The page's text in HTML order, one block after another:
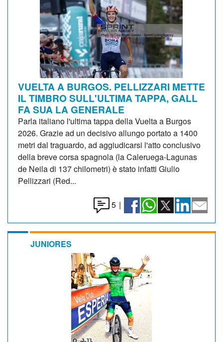
VUELTA A BURGOS. PELLIZZARI METTE
IL TIMBRO SULL'ULTIMA TAPPA, GALL
FA SUA LA GENERALE
Parla italiano l'ultima tappa della Vuelta a Burgos
2026. Grazie ad un decisivo allungo portato a 1400
metri dal traguardo, ad aggiudicarsi l'atto conclusivo
della breve corsa spagnola (la Caleruega-Lagunas
de Neila di 137 chilometri) è stato infatti Giulio
Pellizzari (Red...
5 |
JUNIORES